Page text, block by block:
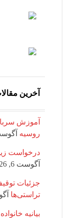
آخرین
آموزش
روسیه آگوست 6,
درخواست
آگوست 6, 2026
جزئیات
تراستی‌ها
بیانیه